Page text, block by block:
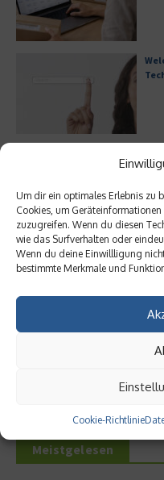
Um dir ein optimales Erlebnis zu
Cookies, um
zuzugreifen. Wenn du diesen
wie das Surfverhalten oder
Wenn du deine Einwillligung
bestimmte Merkmale und
Cookie-Richtlinie
Meistgelesen